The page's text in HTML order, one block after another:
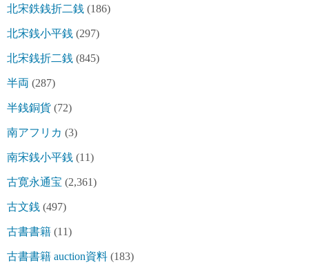
北宋鉄銭折二銭 (186)
北宋銭小平銭 (297)
北宋銭折二銭 (845)
半両 (287)
半銭銅貨 (72)
南アフリカ (3)
南宋銭小平銭 (11)
古寛永通宝 (2,361)
古文銭 (497)
古書書籍 (11)
古書書籍 auction資料 (183)